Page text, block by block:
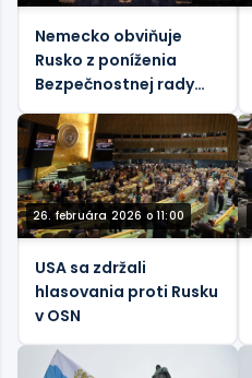
Nemecko obviňuje
Rusko z poníženia
Bezpečnostnej rady
OSN
26. februára 2026 o 11:00
USA sa zdržali
hlasovania proti Rusku
v OSN